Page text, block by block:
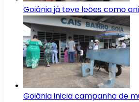
Goiânia já teve leões como
Goiânia inicia campanha de